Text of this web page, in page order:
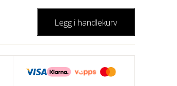
Legg i handlekurv